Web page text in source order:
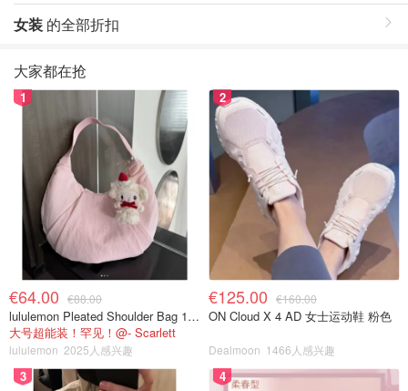
女装 的全部折扣
大家都在抢
1
€64.00 €88.00
lululemon Pleated Shoulder Bag 10L 单肩包
大号超能装！罕见！@- Scarlett
lululemon 2025人感兴趣
2
€125.00 €160.00
ON Cloud X 4 AD 女士运动鞋 粉色
Dealmoon 1466人感兴趣
3 4